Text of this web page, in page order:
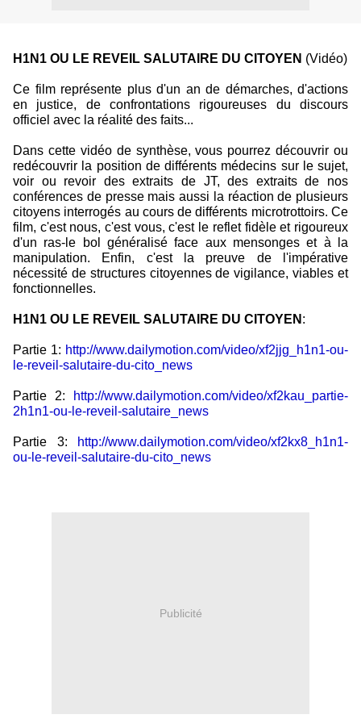
H1N1 OU LE REVEIL SALUTAIRE DU CITOYEN (Vidéo)
Ce film représente plus d'un an de démarches, d'actions
en justice, de confrontations rigoureuses du discours
officiel avec la réalité des faits...
Dans cette vidéo de synthèse, vous pourrez découvrir ou
redécouvrir la position de différents médecins sur le sujet,
voir ou revoir des extraits de JT, des extraits de nos
conférences de presse mais aussi la réaction de plusieurs
citoyens interrogés au cours de différents microtrottoirs. Ce
film, c'est nous, c'est vous, c'est le reflet fidèle et rigoureux
d'un ras-le bol généralisé face aux mensonges et à la
manipulation. Enfin, c'est la preuve de l'impérative
nécessité de structures citoyennes de vigilance, viables et
fonctionnelles.
H1N1 OU LE REVEIL SALUTAIRE DU CITOYEN :
Partie 1: http://www.dailymotion.com/video/xf2jjg_h1n1-ou-
le-reveil-salutaire-du-cito_news
Partie 2: http://www.dailymotion.com/video/xf2kau_partie-
2h1n1-ou- le-reveil-salutaire_news
Partie 3: http://www.dailymotion.com/video/xf2kx8_h1n1-
ou-le-reveil-salutaire-du-cito_news
Publicité